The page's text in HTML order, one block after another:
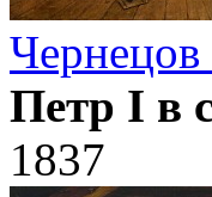
Чернецов
Петр I в
1837